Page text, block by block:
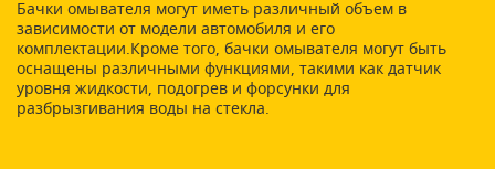
Бачки омывателя могут иметь различный объем в
зависимости от модели автомобиля и его
комплектации.Кроме того, бачки омывателя могут быть
оснащены различными функциями, такими как датчик
уровня жидкости, подогрев и форсунки для
разбрызгивания воды на стекла.